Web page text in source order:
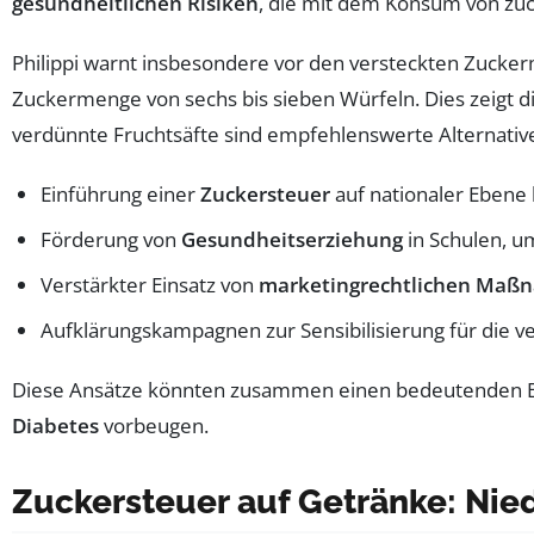
Philippi warnt insbesondere vor den versteckten
Zuckermenge von sechs bis sieben Würfeln. Dies
verdünnte Fruchtsäfte sind empfehlenswerte
Einführung einerZuckersteuerauf nationaler
Förderung von Gesundheitserziehungin Schulen,
Verstärkter Einsatz von marketingrechtlichen
Aufklärungskampagnen zur Sensibilisierung für die
Diese Ansätze könnten zusammen einen bedeutenden
Diabetesvorbeugen.
Zuckersteuer auf Getränke: